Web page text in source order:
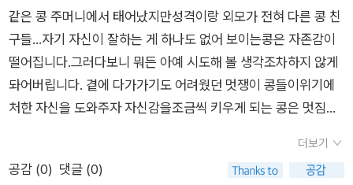
즐겨볼까요? 그림책 즐기기 6단계를 정해봤어요. 이걸 따라가며
<멋진 콩>을 읽으면 더 깊은 감상이 가능할 거예요.1단계: 표지
및 제목 살피기그림책 즐기기의 첫 번째 단계는 표지 꼼꼼히 살펴
보기예요. 표지에는 내용에 대한 힌트가 실려 있기 때문이에요.
<멋진 콩>의 앞표지에는 나비 넥타이를 맨 콩이 보여요! 뒤에는
학교의 풍경이 그려진 것 같아요. 학교에서 벌어지는 에피소드가
나올 것 같죠?표지 살피기 단계에서는 제목의 모양새도 볼 수 있
같은 콩 주머니에서 태어났지만성격이랑 외모가 전혀 다른 콩 친
구들...자기 자신이 잘하는 게 하나도 없어 보이는콩은 자존감이
떨어집니다.그러다보니 뭐든 아예 시도해 볼 생각조차하지 않게
돠어버립니다. 곁에 다가가기도 어려웠던 멋쟁이 콩들이위기에
처한 자신을 도와주자 자신감을조금씩 키우게 되는 콩은 멋짐이
말과 마음에서우러나오는 미소라는 것을 알게 됩니다. [멋진 콩]
그림책은 주변에 어려운 친구가있을 때 스스럼 없이 도와주며 다
더보기
공감 (0) 댓글 (0)